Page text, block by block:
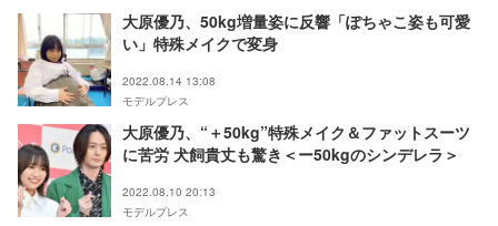
大原優乃、50kg増量姿に反響「ぽちゃこ姿も可愛
い」特殊メイクで変身
2022.08.14 13:08
モデルプレス
大原優乃、“＋50kg”特殊メイク＆ファットスーツ
に苦労 犬飼貴丈も驚き＜ー50kgのシンデレラ＞
2022.08.10 20:13
モデルプレス